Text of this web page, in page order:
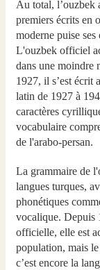
Au total, l’ouzbek
premiers écrits en
moderne puise
L'ouzbek officiel
dans une moindre
1927, il s’est écrit
latin de 1927 à
caractères
vocabulaire
de l'arabo-persan.
La grammaire de
langues turques,
phonétiques
vocalique. Depuis
officielle, elle est
population, mais
c’est encore la